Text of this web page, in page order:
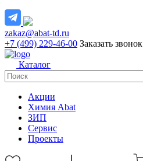
zakaz@abat-td.ru
+7 (499) 229-46-00 Заказать звонок
Каталог
Акции
Химия Abat
ЗИП
Сервис
Проекты